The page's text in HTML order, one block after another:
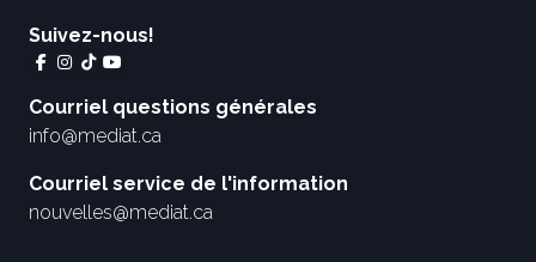
Suivez-nous!
Courriel questions générales
info@mediat.ca
Courriel service de l'information
nouvelles@mediat.ca